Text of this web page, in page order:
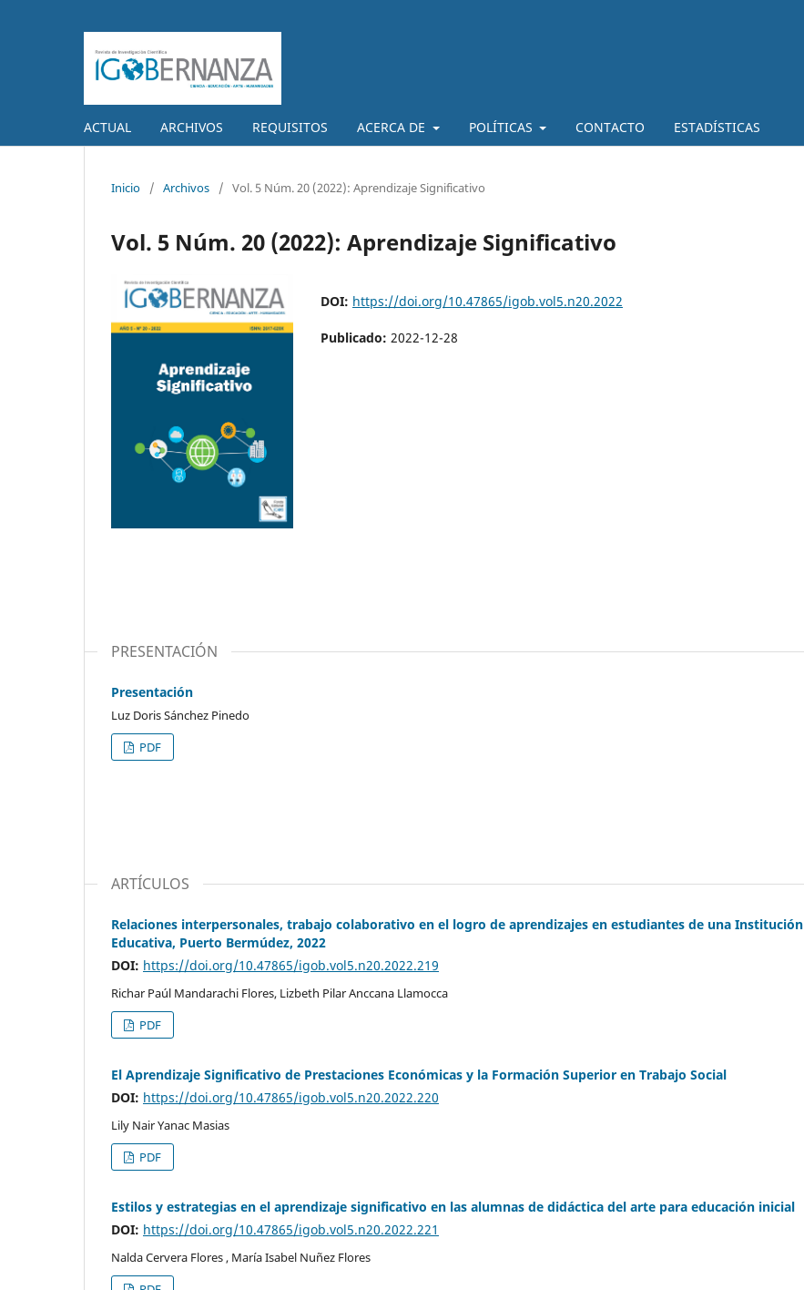
ACTUAL ARCHIVOS REQUISITOS ACERCA DE POLÍTICAS CONTACTO ESTADÍSTICAS
Inicio / Archivos / Vol. 5 Núm. 20 (2022): Aprendizaje Significativo
Vol. 5 Núm. 20 (2022): Aprendizaje Significativo
DOI: https://doi.org/10.47865/igob.vol5.n20.2022
Publicado: 2022-12-28
PRESENTACIÓN
Presentación
Luz Doris Sánchez Pinedo
PDF
ARTÍCULOS
Relaciones interpersonales, trabajo colaborativo en el logro de aprendizajes en estudiantes de una Institución
Educativa, Puerto Bermúdez, 2022
DOI: https://doi.org/10.47865/igob.vol5.n20.2022.219
Richar Paúl Mandarachi Flores, Lizbeth Pilar Anccana Llamocca
PDF
El Aprendizaje Significativo de Prestaciones Económicas y la Formación Superior en Trabajo Social
DOI: https://doi.org/10.47865/igob.vol5.n20.2022.220
Lily Nair Yanac Masias
PDF
Estilos y estrategias en el aprendizaje significativo en las alumnas de didáctica del arte para educación inicial
DOI: https://doi.org/10.47865/igob.vol5.n20.2022.221
Nalda Cervera Flores , María Isabel Nuñez Flores